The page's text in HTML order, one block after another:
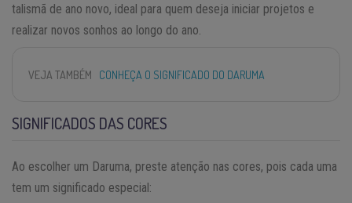
talismã de ano novo, ideal para quem deseja iniciar projetos e
realizar novos sonhos ao longo do ano.
VEJA TAMBÉM CONHEÇA O SIGNIFICADO DO DARUMA
SIGNIFICADOS DAS CORES
Ao escolher um Daruma, preste atenção nas cores, pois cada uma
tem um significado especial: